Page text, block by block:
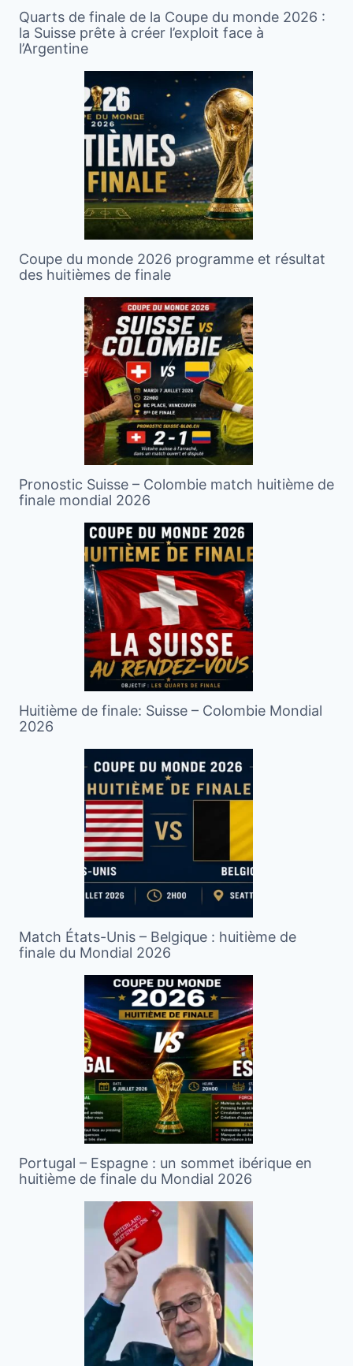
Quarts de finale de la Coupe du monde 2026 :
la Suisse prête à créer l’exploit face à
l’Argentine
Coupe du monde 2026 programme et résultat
des huitièmes de finale
Pronostic Suisse – Colombie match huitième de
finale mondial 2026
Huitième de finale: Suisse – Colombie Mondial
2026
Match États-Unis – Belgique : huitième de
finale du Mondial 2026
Portugal – Espagne : un sommet ibérique en
huitième de finale du Mondial 2026